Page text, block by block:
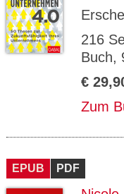
216
Buch,
€
Zum
EPUB PDF